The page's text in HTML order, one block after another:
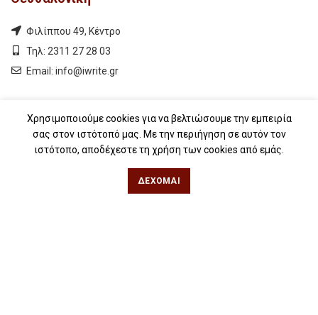
Φιλίππου 49, Κέντρο
Τηλ: 2311 27 28 03
Εmail: info@iwrite.gr
Αθήνα
Κωλέττη 15 & Εμ. Μπενάκη, Εξάρχεια
Χρησιμοποιούμε cookies για να βελτιώσουμε την εμπειρία
σας στον ιστότοπό μας. Με την περιήγηση σε αυτόν τον
ιστότοπο, αποδέχεστε τη χρήση των cookies από εμάς.
ΔΈΧΟΜΑΙ